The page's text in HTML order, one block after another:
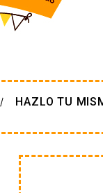
HAZLO TU